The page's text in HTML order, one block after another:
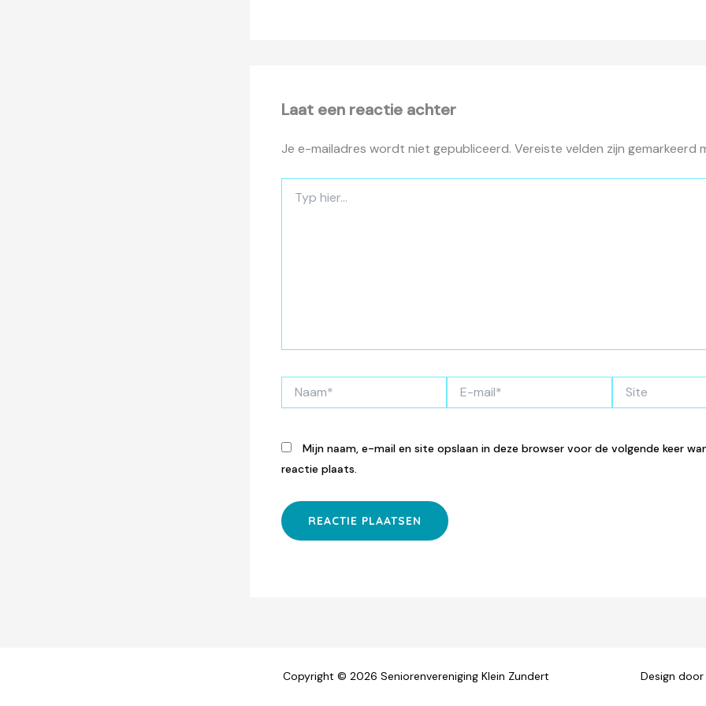
Laat een reactie achter
Je e-mailadres wordt niet gepubliceerd. Vereiste velden zijn gemarkeerd
hier...
mail*
Mijn naam, e-mail en site opslaan in deze browser voor de volgende keer
reactie plaats.
Copyright © 2026 Seniorenvereniging Klein Zundert Design door